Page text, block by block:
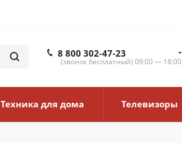
8 800 302-47-23
(звонок бесплатный) 09:00 — 18:00
Техника для дома Телевизоры